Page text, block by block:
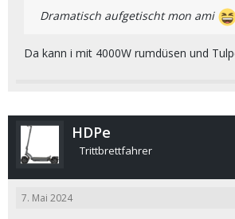
Dramatisch aufgetischt mon ami
Da kann i mit 4000W rumdüsen und
HDPe
Trittbrettfahrer
7. Mai 2024